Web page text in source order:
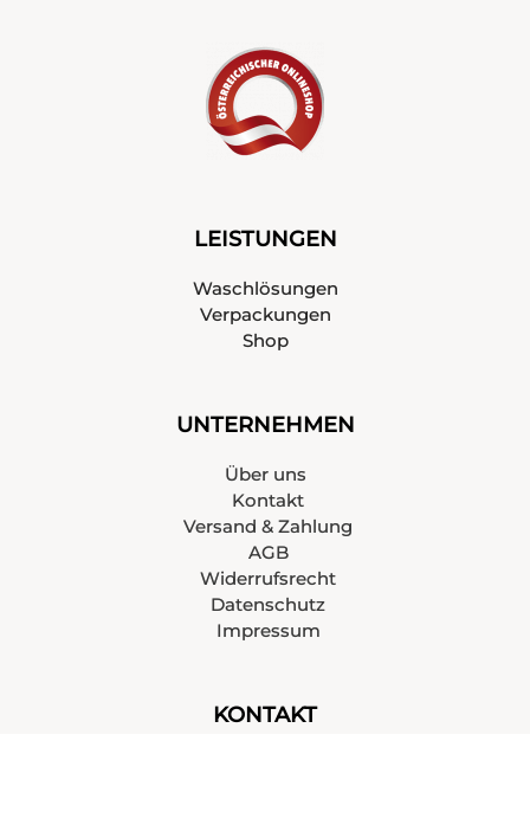
LEISTUNGEN
Waschlösungen
Verpackungen
Shop
UNTERNEHMEN
Über uns
Kontakt
Versand & Zahlung
AGB
Widerrufsrecht
Datenschutz
Impressum
KONTAKT